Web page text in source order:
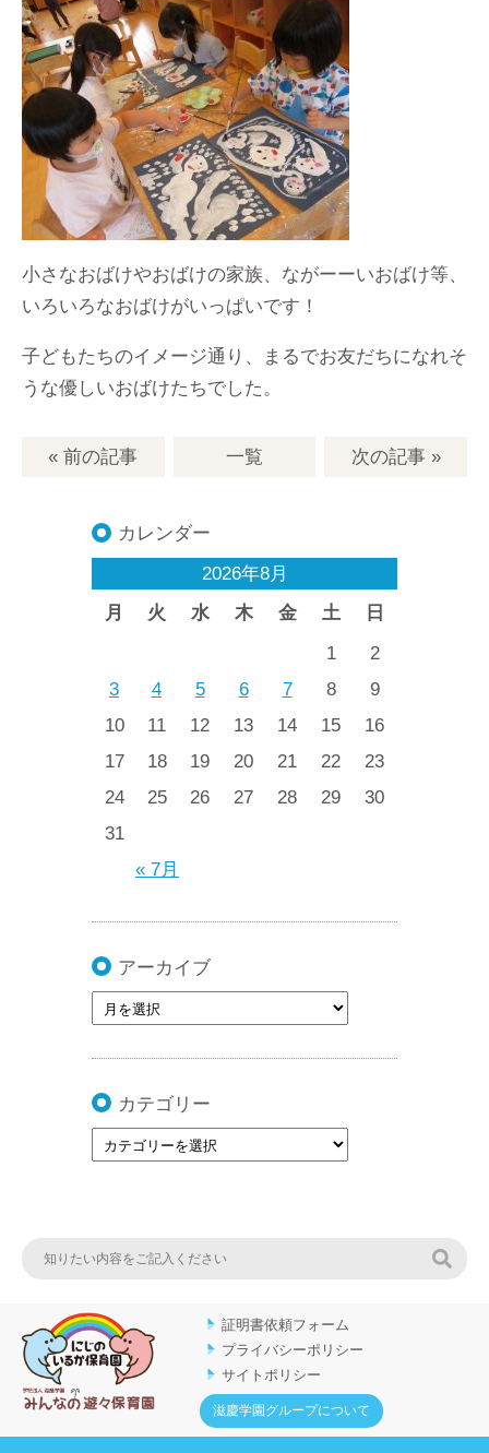
小さなおばけやおばけの家族、ながーーいおばけ等、
いろいろなおばけがいっぱいです！
子どもたちのイメージ通り、まるでお友だちになれそ
うな優しいおばけたちでした。
« 前の記事 一覧 次の記事»
カレンダー
2026年8月
月
火 水 木 金 土 日
« 7月
1
2
3
4 5 6 7 8
9
10
11 12 13 14 15
16
17
18 19 20 21 22
23
24
25 26 27 28 29
30
31
アーカイブ
カテゴリー
証明書依頼フォーム
プライバシーポリシー
サイトポリシー
滋慶学園グループについて